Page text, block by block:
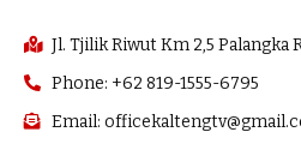
Jl. Tjilik Riwut Km 2,5 Palangka
Phone: +62 819-1555-6795
Email: